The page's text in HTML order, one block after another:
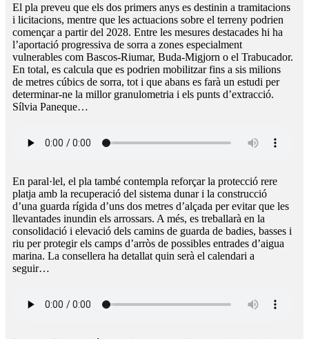
El pla preveu que els dos primers anys es destinin a tramitacions
i licitacions, mentre que les actuacions sobre el terreny podrien
començar a partir del 2028. Entre les mesures destacades hi ha
l’aportació progressiva de sorra a zones especialment
vulnerables com Bascos-Riumar, Buda-Migjorn o el Trabucador.
En total, es calcula que es podrien mobilitzar fins a sis milions
de metres cúbics de sorra, tot i que abans es farà un estudi per
determinar-ne la millor granulometria i els punts d’extracció.
Sílvia Paneque…
En paral·lel, el pla també contempla reforçar la protecció rere
platja amb la recuperació del sistema dunar i la construcció
d’una guarda rígida d’uns dos metres d’alçada per evitar que les
llevantades inundin els arrossars. A més, es treballarà en la
consolidació i elevació dels camins de guarda de badies, basses i
riu per protegir els camps d’arròs de possibles entrades d’aigua
marina. La consellera ha detallat quin serà el calendari a
seguir…